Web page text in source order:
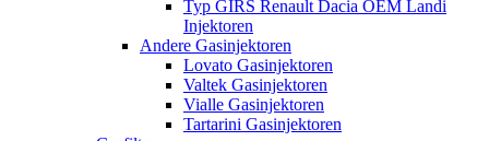
Typ GIRS Renault Dacia OEM Landi
Injektoren
Andere Gasinjektoren
Lovato Gasinjektoren
Valtek Gasinjektoren
Vialle Gasinjektoren
Tartarini Gasinjektoren